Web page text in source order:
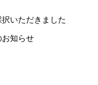
いただきました